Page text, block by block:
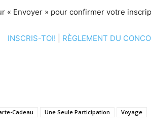
« Envoyer » pour confirmer votre
INSCRIS-TOI! RÈGLEMENT DU
Cadeau Une Seule Participation Voyage